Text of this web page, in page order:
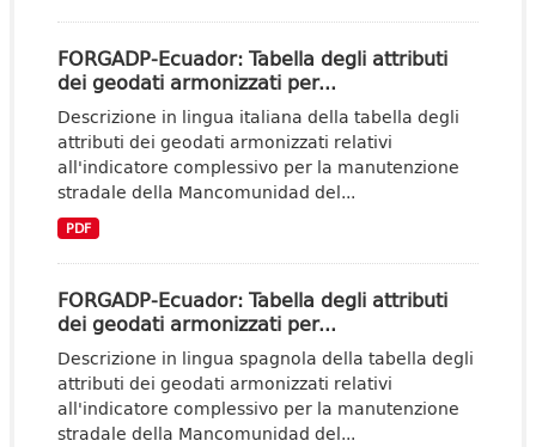
FORGADP-Ecuador: Tabella degli attributi
dei geodati armonizzati per...
Descrizione in lingua italiana della tabella degli
attributi dei geodati armonizzati relativi
all'indicatore complessivo per la manutenzione
stradale della Mancomunidad del...
PDF
FORGADP-Ecuador: Tabella degli attributi
dei geodati armonizzati per...
Descrizione in lingua spagnola della tabella degli
attributi dei geodati armonizzati relativi
all'indicatore complessivo per la manutenzione
stradale della Mancomunidad del...